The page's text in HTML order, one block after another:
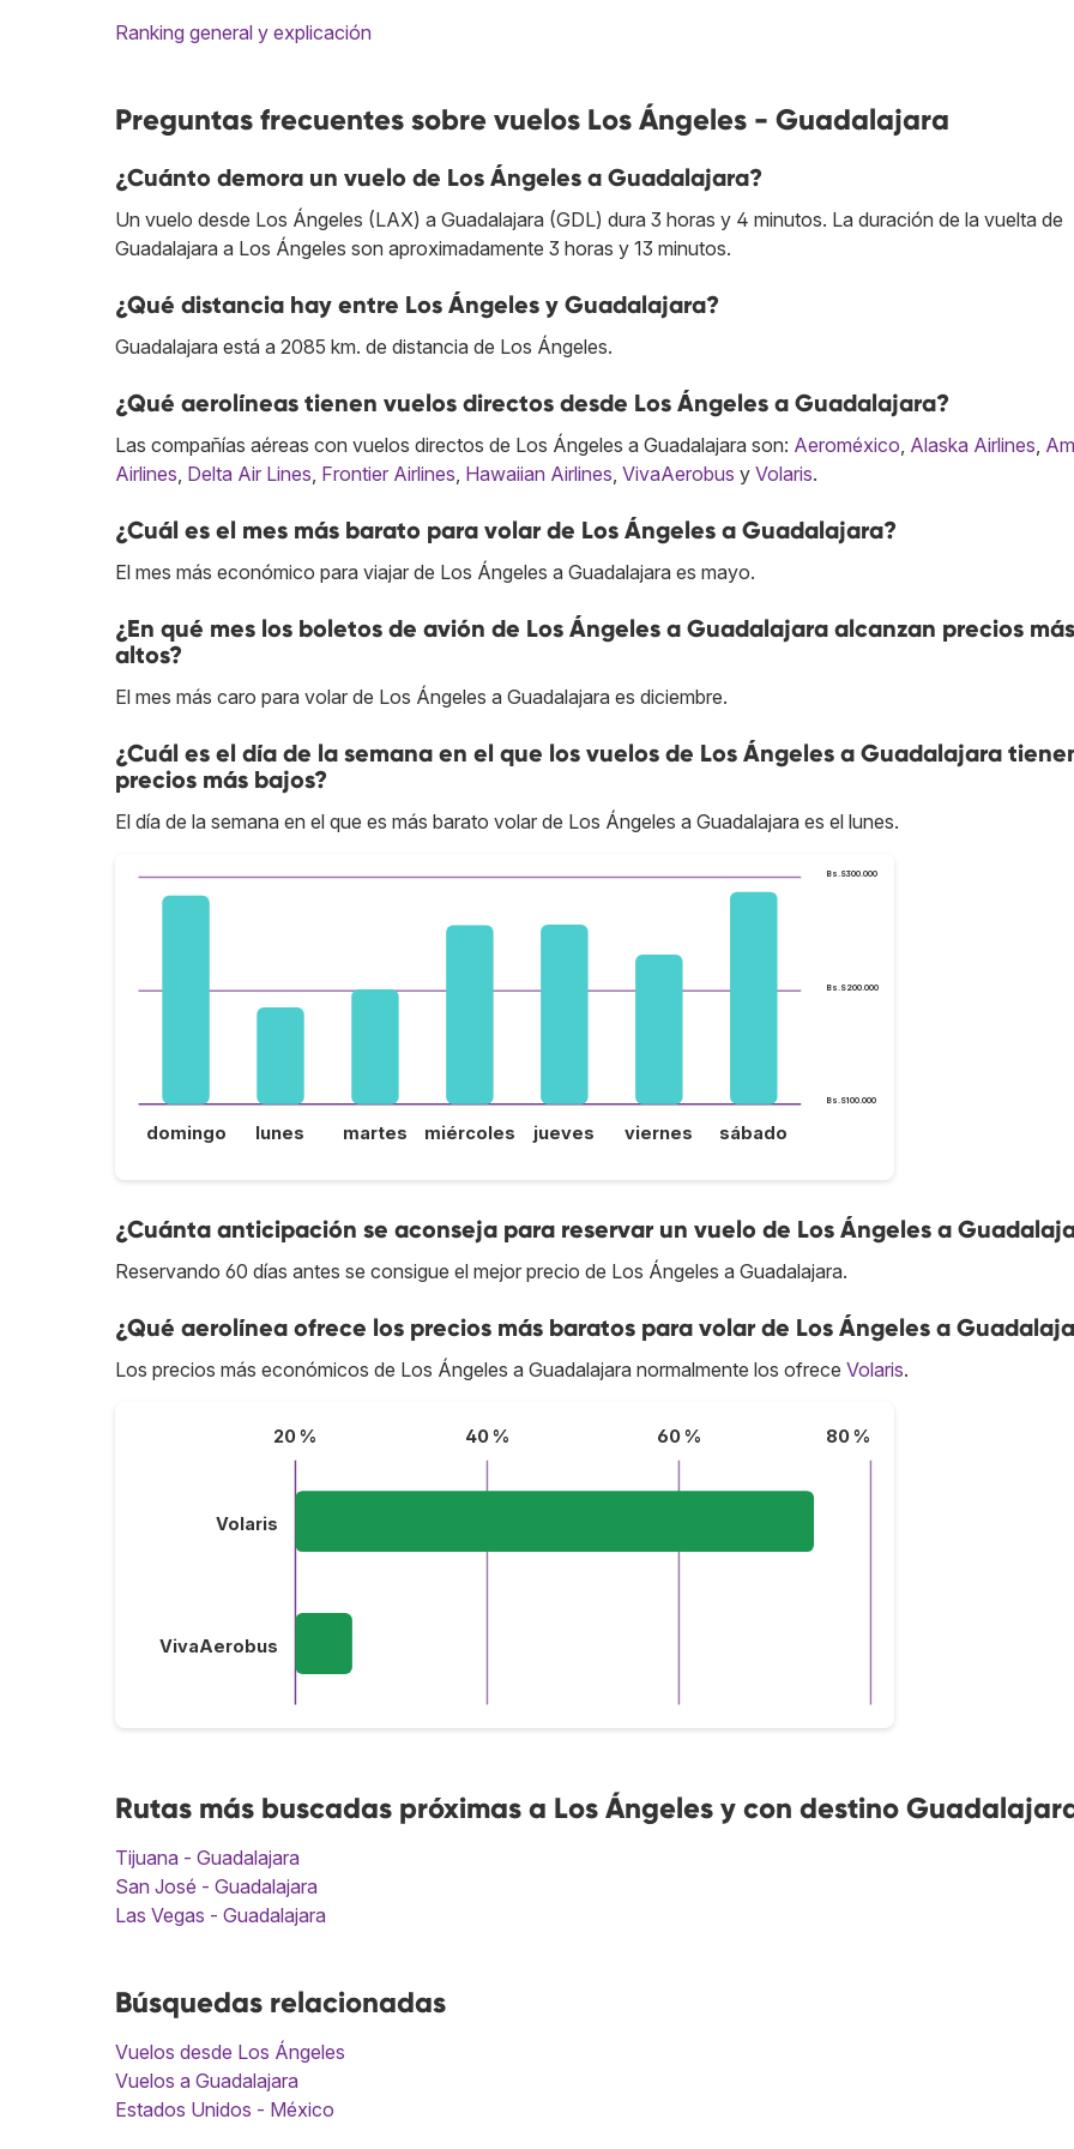
Ranking general y explicación
Preguntas frecuentes sobre vuelos Los Ángeles - Guadalajara
¿Cuánto demora un vuelo de Los Ángeles a Guadalajara?
Un vuelo desde Los Ángeles (LAX) a Guadalajara (GDL) dura 3 horas y 4 minutos. La duración de la vuelta de
Guadalajara a Los Ángeles son aproximadamente 3 horas y 13 minutos.
¿Qué distancia hay entre Los Ángeles y Guadalajara?
Guadalajara está a 2085 km. de distancia de Los Ángeles.
¿Qué aerolíneas tienen vuelos directos desde Los Ángeles a Guadalajara?
Las compañías aéreas con vuelos directos de Los Ángeles a Guadalajara son: Aeroméxico, Alaska Airlines,
Airlines, Delta Air Lines, Frontier Airlines, Hawaiian Airlines, VivaAerobus y Volaris.
¿Cuál es el mes más barato para volar de Los Ángeles a Guadalajara?
El mes más económico para viajar de Los Ángeles a Guadalajara es mayo.
¿En qué mes los boletos de avión de Los Ángeles a Guadalajara alcanzan precios más
altos?
El mes más caro para volar de Los Ángeles a Guadalajara es diciembre.
¿Cuál es el día de la semana en el que los vuelos de Los Ángeles a Guadalajara
precios más bajos?
El día de la semana en el que es más barato volar de Los Ángeles a Guadalajara es el lunes.
Bs.S100.000
Bs.S200.000
Bs.S300.000
domingo lunes martes miércoles jueves viernes sábado
¿Cuánta anticipación se aconseja para reservar un vuelo de Los Ángeles a
Reservando 60 días antes se consigue el mejor precio de Los Ángeles a Guadalajara.
¿Qué aerolínea ofrece los precios más baratos para volar de Los Ángeles a
Los precios más económicos de Los Ángeles a Guadalajara normalmente los ofrece Volaris.
20 % 40 % 60 % 80 %
Volaris
VivaAerobus
Rutas más buscadas próximas a Los Ángeles y con destino
Tijuana - Guadalajara
San José - Guadalajara
Las Vegas - Guadalajara
Búsquedas relacionadas
Vuelos desde Los Ángeles
Vuelos a Guadalajara
Estados Unidos - México